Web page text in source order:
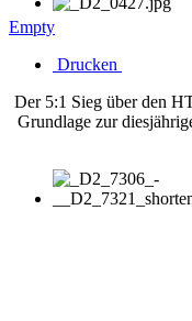
Empty
Drucken
Der 5:1 Sieg über den
Grundlage zur